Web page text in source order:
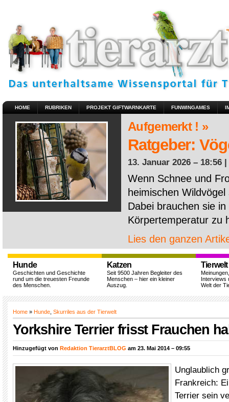
HOME RUBRIKEN PROJEKT GIFTWARNKARTE FUNWINGAMES
Aufgemerkt ! »
Ratgeber:
13. Januar 2026 – 18:56 |
Wenn Schnee und
heimischen
Dabei brauchen sie
Körpertemperatur zu
Lies den ganzen
Hunde
Geschichten und Geschichte
rund um die treuesten Freunde
des Menschen.
Katzen
Seit 9500 Jahren Begleiter des
Menschen – hier ein kleiner
Auszug.
Tierwelt
Interviews
Welt der
Home » Hunde Skurriles aus der Tierwelt
Yorkshire Terrier frisst Frauchen
Hinzugefügt von Redaktion TierarztBLOG am 23. Mai 2014 – 09:55
Unglaublich
Frankreich:
Terrier sein